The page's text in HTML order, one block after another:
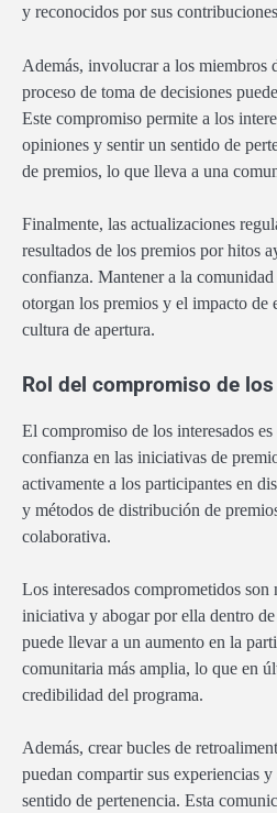
y reconocidos por sus
Además, involucrar a los miembros
proceso de toma de decisiones
Este compromiso permite a los
opiniones y sentir un sentido de
de premios, lo que lleva a una
Finalmente, las actualizaciones
resultados de los premios por hitos
confianza. Mantener a la
otorgan los premios y el impacto de
cultura de apertura.
Rol del compromiso de
El compromiso de los interesados
confianza en las iniciativas de
activamente a los participantes en
y métodos de distribución de
colaborativa.
Los interesados comprometidos son
iniciativa y abogar por ella dentro de
puede llevar a un aumento en la
comunitaria más amplia, lo que en
credibilidad del programa.
Además, crear bucles de
puedan compartir sus experiencias
sentido de pertenencia. Esta